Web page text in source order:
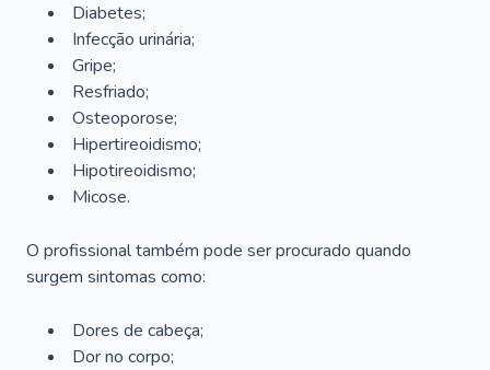
Diabetes;
Infecção urinária;
Gripe;
Resfriado;
Osteoporose;
Hipertireoidismo;
Hipotireoidismo;
Micose.
O profissional também pode ser procurado quando
surgem sintomas como:
Dores de cabeça;
Dor no corpo;